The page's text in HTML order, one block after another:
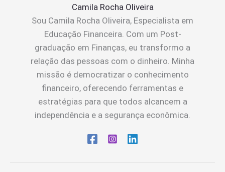
Camila Rocha Oliveira
Sou Camila Rocha Oliveira, Especialista em
Educação Financeira. Com um Post-
graduação em Finanças, eu transformo a
relação das pessoas com o dinheiro. Minha
missão é democratizar o conhecimento
financeiro, oferecendo ferramentas e
estratégias para que todos alcancem a
independência e a segurança econômica.